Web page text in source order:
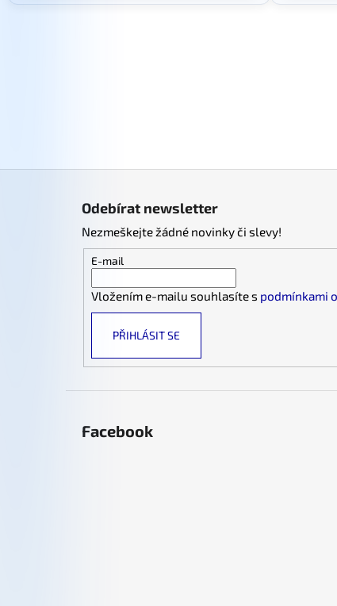
Odebírat newsletter
Nezmeškejte žádné novinky či slevy!
E-mail
Vložením e-mailu souhlasíte s podmínkami
PŘIHLÁSIT SE
Facebook